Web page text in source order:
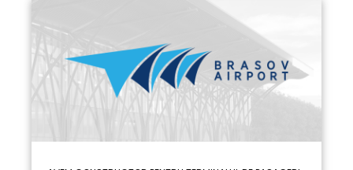
PagePage
Page